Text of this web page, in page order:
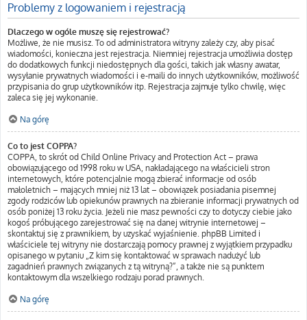
Problemy z logowaniem i rejestracją
Dlaczego w ogóle muszę się rejestrować?
Możliwe, że nie musisz. To od administratora witryny zależy czy, aby pisać
wiadomości, konieczna jest rejestracja. Niemniej rejestracja umożliwia dostęp
do dodatkowych funkcji niedostępnych dla gości, takich jak własny awatar,
wysyłanie prywatnych wiadomości i e-maili do innych użytkowników, możliwość
przypisania do grup użytkowników itp. Rejestracja zajmuje tylko chwilę, więc
zaleca się jej wykonanie.
Na górę
Co to jest COPPA?
COPPA, to skrót od Child Online Privacy and Protection Act – prawa
obowiązującego od 1998 roku w USA, nakładającego na właścicieli stron
internetowych, które potencjalnie mogą zbierać informacje od osób
małoletnich – mających mniej niż 13 lat – obowiązek posiadania pisemnej
zgody rodziców lub opiekunów prawnych na zbieranie informacji prywatnych od
osób poniżej 13 roku życia. Jeżeli nie masz pewności czy to dotyczy ciebie jako
kogoś próbującego zarejestrować się na danej witrynie internetowej –
skontaktuj się z prawnikiem, by uzyskać wyjaśnienie. phpBB Limited i
właściciele tej witryny nie dostarczają pomocy prawnej z wyjątkiem przypadku
opisanego w pytaniu „Z kim się kontaktować w sprawach nadużyć lub
zagadnień prawnych związanych z tą witryną?”, a także nie są punktem
kontaktowym dla wszelkiego rodzaju porad prawnych.
Na górę